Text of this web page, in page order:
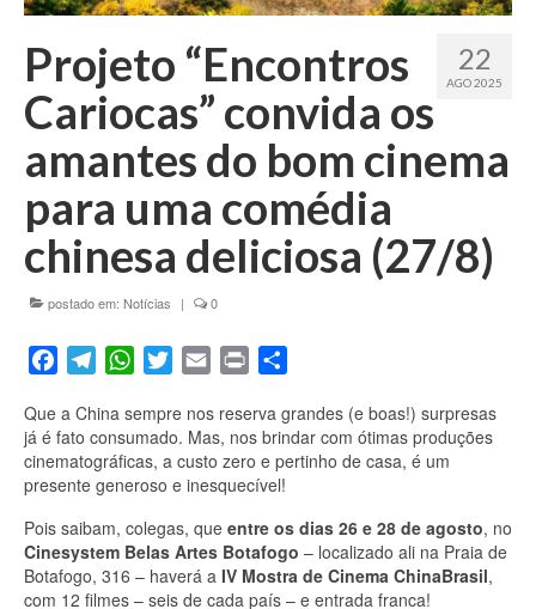
22
AGO 2025
Projeto “Encontros
Cariocas” convida os
amantes do bom cinema
para uma comédia
chinesa deliciosa (27/8)
postado em: Notícias | 0
FacebookTelegramWhatsAppTwitterEmail Print
Que a China sempre nos reserva grandes (e boas!) surpresas
já é fato consumado. Mas, nos brindar com ótimas produções
cinematográficas, a custo zero e pertinho de casa, é um
presente generoso e inesquecível!
Pois saibam, colegas, que entre os dias 26 e 28 de agosto, no
Cinesystem Belas Artes Botafogo – localizado ali na Praia de
Botafogo, 316 – haverá a IV Mostra de Cinema ChinaBrasil,
com 12 filmes – seis de cada país – e entrada franca!